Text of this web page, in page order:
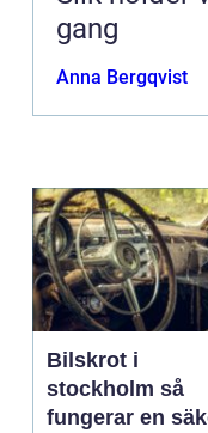
gang
Anna Bergqvist
Bilskrot i
stockholm så
fungerar en